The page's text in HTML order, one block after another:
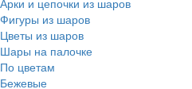
Арки и цепочки из шаров
Фигуры из шаров
Цветы из шаров
Шары на палочке
По цветам
Бежевые